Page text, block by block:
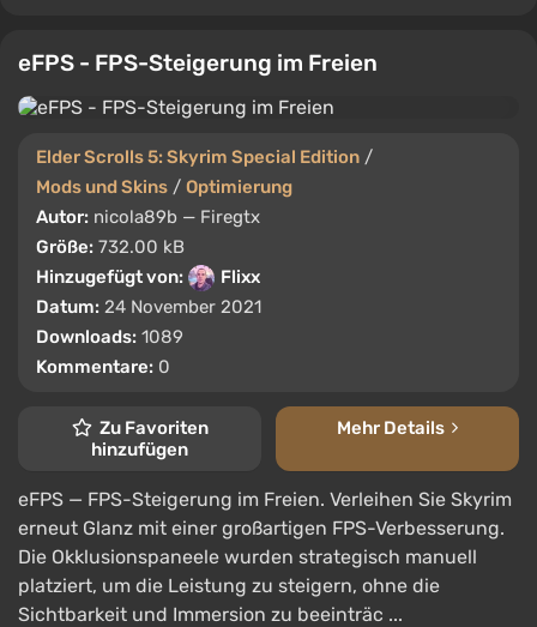
eFPS - FPS-Steigerung im Freien
Elder Scrolls 5: Skyrim Special Edition /
Mods und Skins / Optimierung
Autor: nicola89b — Firegtx
Größe: 732.00 kB
Hinzugefügt von:
Flixx
Datum: 24 November 2021
Downloads: 1089
Kommentare: 0
Zu Favoriten
hinzufügen
Mehr Details
eFPS — FPS-Steigerung im Freien. Verleihen Sie Skyrim
erneut Glanz mit einer großartigen FPS-Verbesserung.
Die Okklusionspaneele wurden strategisch manuell
platziert, um die Leistung zu steigern, ohne die
Sichtbarkeit und Immersion zu beeinträc ...